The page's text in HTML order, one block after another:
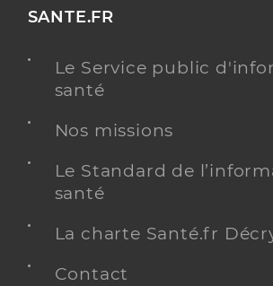
SANTE.FR
Le Service public
santé
Nos missions
Le Standard de
santé
La charte Santé.fr
Contact